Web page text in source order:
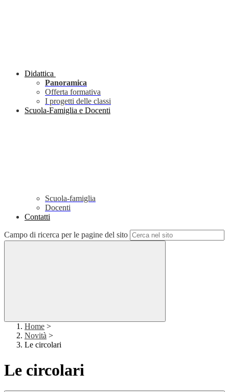
Didattica
Panoramica
Offerta formativa
I progetti delle classi
Scuola-Famiglia e Docenti
Scuola-famiglia
Docenti
Contatti
Campo di ricerca per le pagine del sito
Home >
Novità >
Le circolari
Le circolari